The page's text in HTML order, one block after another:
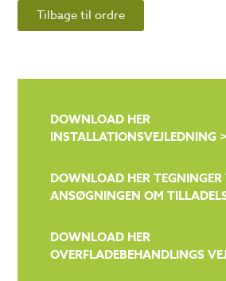
Tilbage til ordre
DOWNLOAD HER
INSTALLATIONSVEJLEDNING
DOWNLOAD HER TEGNINGER
ANSØGNINGEN OM
DOWNLOAD HER
OVERFLADEBEHANDLINGS